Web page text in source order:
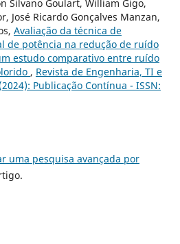
Silvano Goulart, William Gigo,
José Ricardo Gonçalves Manzan,
Avaliação da técnica de
de potência na redução de ruído
estudo comparativo entre ruído
, Revista de Engenharia, TI e
Publicação Contínua - ISSN:
uma pesquisa avançada por